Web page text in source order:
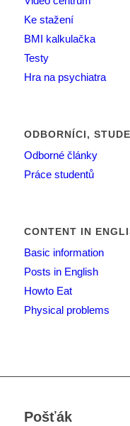
Ke stažení
BMI kalkulačka
Testy
Hra na psychiatra
ODBORNÍCI,
Odborné články
Práce studentů
CONTENT IN
Basic information
Posts in English
Howto Eat
Physical problems
Pošťák